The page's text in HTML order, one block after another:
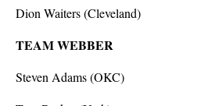
Dion Waiters (Cleveland)
TEAM WEBBER
Steven Adams (OKC)